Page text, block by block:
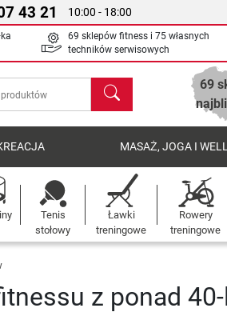
43 21 10:00 - 18:00
69 sklepów fitness i 75 własnych
techników serwisowych
Szukaj
69
MASAŻ, JOGA I
Tenis
stołowy
Ławki
treningowe
Rowery
treningowe
z ponad